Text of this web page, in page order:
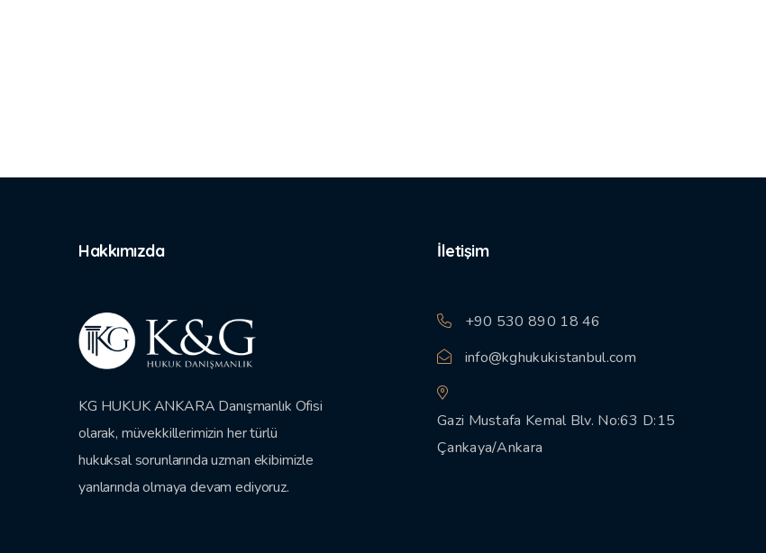
Hakkımızda
KG HUKUK ANKARA Danışmanlık Ofisi
olarak, müvekkillerimizin her türlü
hukuksal sorunlarında uzman ekibimizle
yanlarında olmaya devam ediyoruz.
İletişim
+90 530 890 18 46
info@kghukukistanbul.com
Gazi Mustafa Kemal Blv. No:63 D:15
Çankaya/Ankara